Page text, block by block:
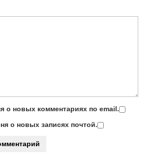
о новых комментариях по email.
о новых записях почтой.